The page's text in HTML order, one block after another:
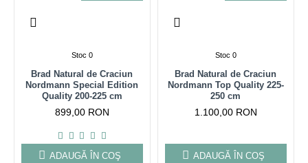
Stoc 0
Brad Natural de Craciun
Nordmann Special Edition
Quality 200-225 cm
899,00 RON
ADAUGĂ ÎN COŞ
Stoc 0
Brad Natural de Craciun
Nordmann Top Quality 225-
250 cm
1.100,00 RON
ADAUGĂ ÎN COŞ